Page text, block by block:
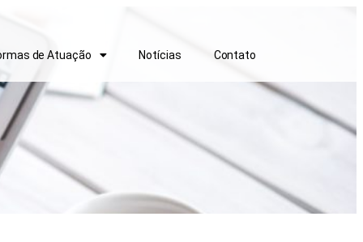
de Atuação Notícias Contato